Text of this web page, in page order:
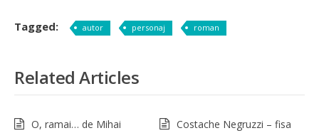
Tagged: autor personaj roman
Related Articles
O, ramai… de Mihai
Costache Negruzzi – fisa